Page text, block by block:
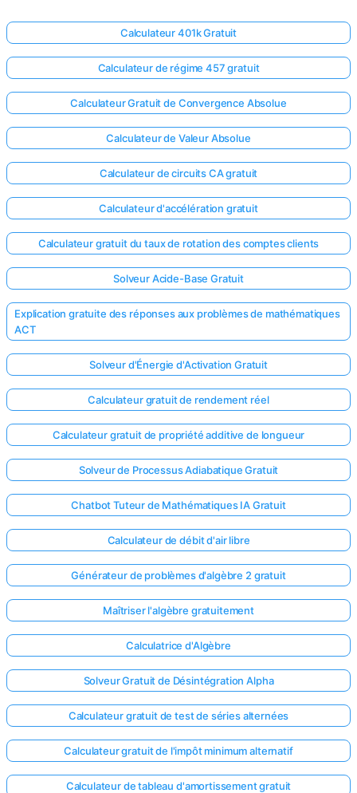
Calculateur 401k Gratuit
Calculateur de régime 457 gratuit
Calculateur Gratuit de Convergence Absolue
Calculateur de Valeur Absolue
Calculateur de circuits CA gratuit
Calculateur d'accélération gratuit
Calculateur gratuit du taux de rotation des comptes clients
Solveur Acide-Base Gratuit
Explication gratuite des réponses aux problèmes de mathématiques
ACT
Solveur d'Énergie d'Activation Gratuit
Calculateur gratuit de rendement réel
Calculateur gratuit de propriété additive de longueur
Solveur de Processus Adiabatique Gratuit
Chatbot Tuteur de Mathématiques IA Gratuit
Calculateur de débit d'air libre
Générateur de problèmes d'algèbre 2 gratuit
Maîtriser l'algèbre gratuitement
Calculatrice d'Algèbre
Solveur Gratuit de Désintégration Alpha
Calculateur gratuit de test de séries alternées
Calculateur gratuit de l'impôt minimum alternatif
Calculateur de tableau d'amortissement gratuit